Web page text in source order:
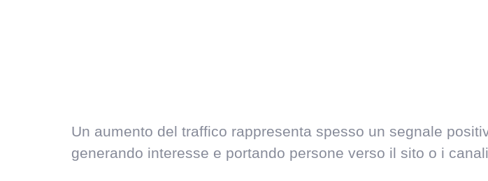
Un aumento del traffico rappresenta spesso un segnale
generando interesse e portando persone verso il sito o i